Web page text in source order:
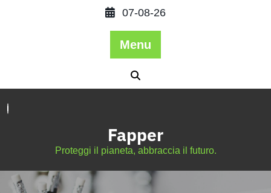
07-08-26
Menu
Fapper
Proteggi il pianeta, abbraccia il futuro.